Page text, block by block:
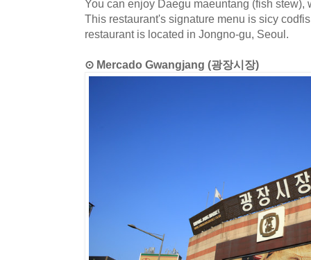
You can enjoy Daegu maeuntang (fish stew),
This restaurant's signature menu is sicy
restaurant is located in Jongno-gu, Seoul.
⊙ Mercado Gwangjang (광장시장)